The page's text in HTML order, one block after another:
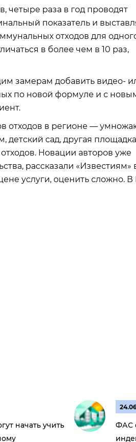
четыре раза в год проводят
показатель и
отходов для
в более чем в 10 раз,
замерам добавить видео-
по новой формуле и с
отходов в регионе —
сад, другая
Новации авторов уже
рассказали «Известиям»
услуги, оценить сложно.
начать учить
ФАС